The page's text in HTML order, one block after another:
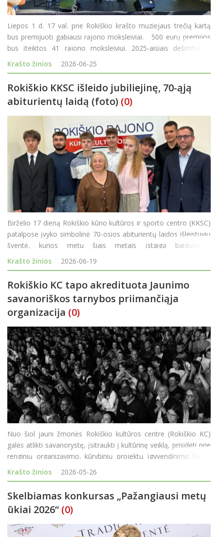
Liepos 1 d. 17 val. prie Rokiškio krašto muziejaus trečią kartą
bus premijuoti gabiausi rajono moksleiviai. 500 eurų premijos
bus įteiktos 41 rajono moksleiviui. 2025-aisiais dešimtukais
mokslo metus baigusiųjų buvo daugiau - 42. Šiemet vien
dešimtukais m
Krašto žinios 2026-06-25
Rokiškio KKSC išleido jubiliejinę, 70-ąją
abiturientų laidą (foto) (0)
Birželio 17 dieną Rokiškio kūno kultūros ir sporto centro (KKSC)
patalpose įvyko simbolinė 70-osios abiturientų laidos išleistuvių
šventė, kurios metu šiais metais įstaigą baigusiems
moksleiviams buvo įteikti neformaliojo vaikų švietimo baigimo
pažymėjimai. &nbs
Krašto žinios 2026-06-19
Rokiškio KC tapo akredituota Jaunimo
savanoriškos tarnybos priimančiąja
organizacija (0)
Nuo šiol jauni žmonės Rokiškio kultūros centre (Rokiškio KC)
galės atlikti savanorystę, įsitraukti į kultūrinę veiklą, prisidėti prie
renginių organizavimo, kūrybinių projektų įgyvendinimo bei iš
arti pažinti kultūros centro veiklą ir kultūros pasaulio užkulisius.
Jaunim
Krašto žinios 2026-05-26
Skelbiamas konkursas „Pažangiausi metų
ūkiai 2026“ (0)